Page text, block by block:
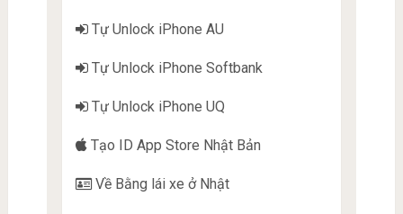
Tự Unlock iPhone AU
Tự Unlock iPhone Softbank
Tự Unlock iPhone UQ
Tạo ID App Store Nhật Bản
Về Bằng lái xe ở Nhật